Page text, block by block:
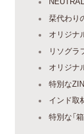
栞代わり
オリジナ
リソグラ
オリジナ
特別な
インド取
特別な「箱